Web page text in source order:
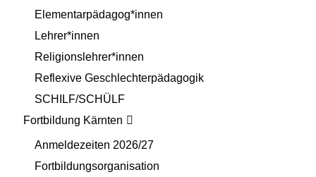
Elementarpädagog*innen
Lehrer*innen
Religionslehrer*innen
Reflexive Geschlechterpädagogik
SCHILF/SCHÜLF
Fortbildung Kärnten
Anmeldezeiten 2026/27
Fortbildungsorganisation